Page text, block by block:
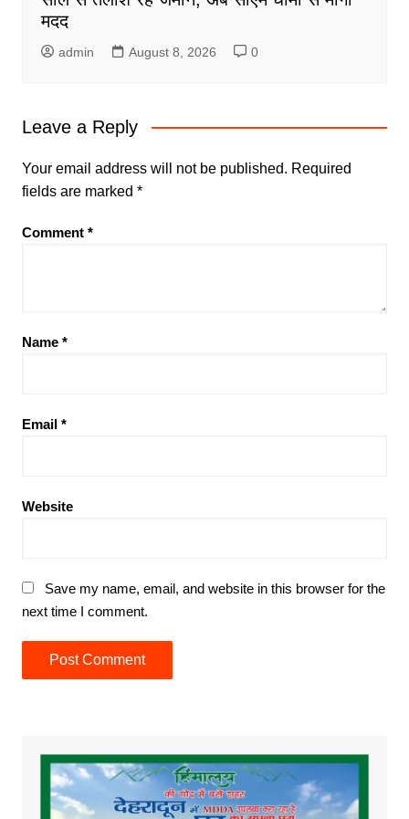
मदद
admin August 8, 2026 0
Leave a Reply
Your email address will not be published. Required
fields are marked *
Comment *
Name *
Email *
Website
Save my name, email, and website in this browser for the
next time I comment.